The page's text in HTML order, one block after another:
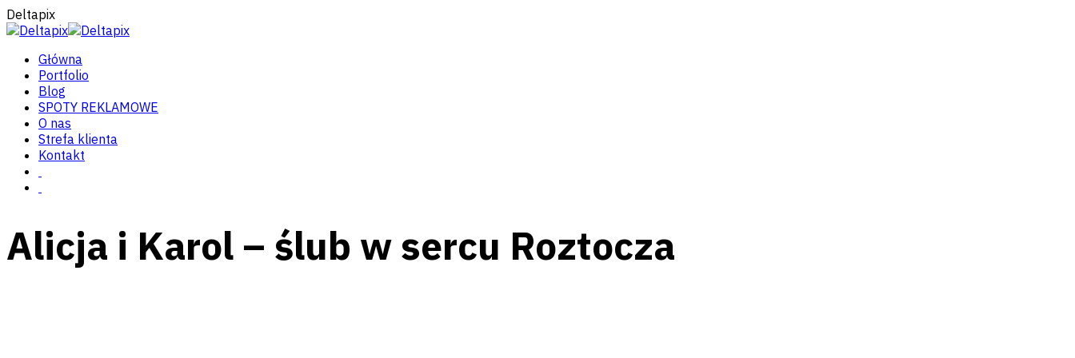
Deltapix
Główna
Portfolio
Blog
SPOTY REKLAMOWE
O nas
Strefa klienta
Kontakt
Alicja i Karol – ślub w sercu Roztocza